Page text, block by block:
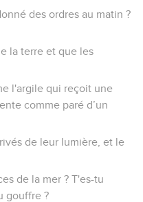
des ordres au matin ?
la terre et que les
l'argile qui reçoit une
comme paré d’un
de leur lumière, et le
de la mer ? T'es-tu
gouffre ?